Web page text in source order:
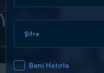
Şifre
Beni Hatırla